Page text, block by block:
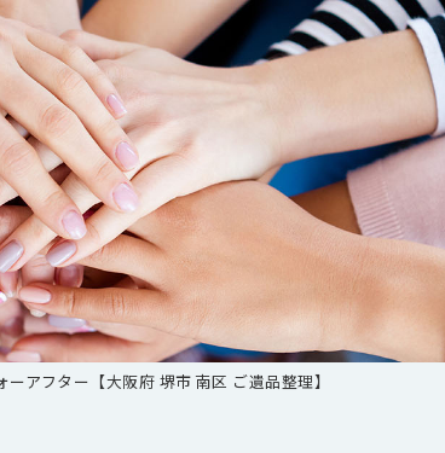
ーアフター【大阪府 堺市 南区 ご遺品整理】